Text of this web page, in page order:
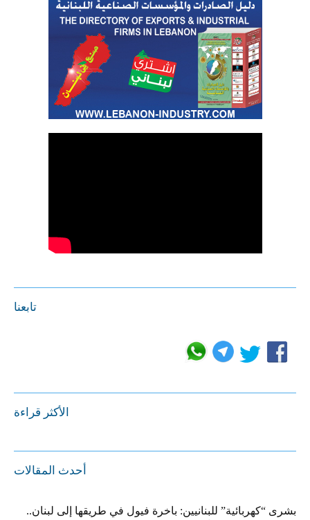
تابعنا
الأكثر قراءة
أحدث المقالات
بشرى “كهربائية” للبنانيين: باخرة فيول في طريقها إلى لبنان..